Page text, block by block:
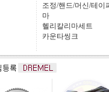
조정/핸드/머신/테이
마
헬리칼리마세트
카운타씽크